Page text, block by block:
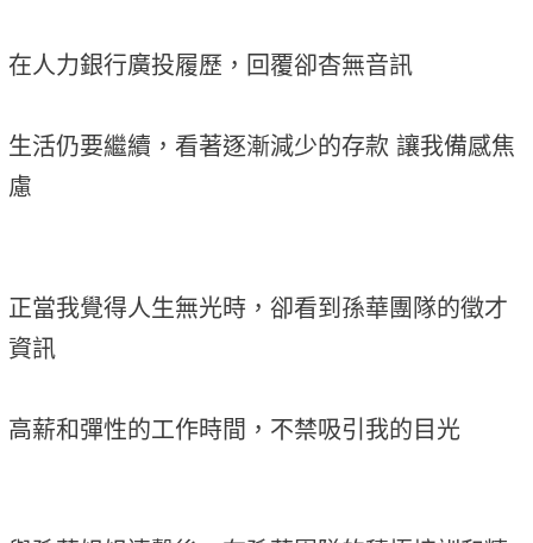
在人力銀行廣投履歷，回覆卻杳無音訊
生活仍要繼續，看著逐漸減少的存款 讓我備感焦
慮
正當我覺得人生無光時，卻看到孫華團隊的徵才
資訊
高薪和彈性的工作時間，不禁吸引我的目光